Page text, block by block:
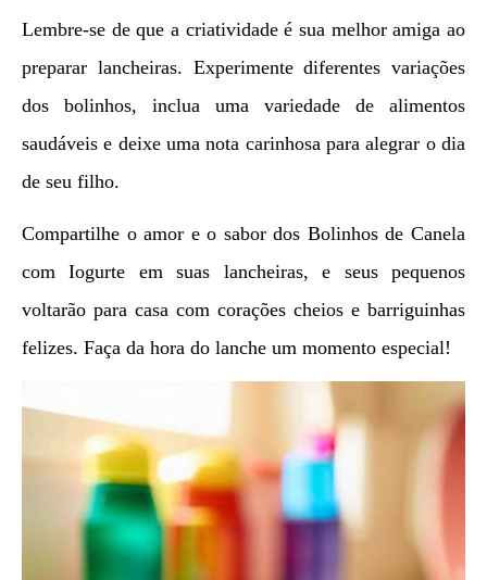
Lembre-se de que a criatividade é sua melhor amiga ao
preparar lancheiras. Experimente diferentes variações
dos bolinhos, inclua uma variedade de alimentos
saudáveis e deixe uma nota carinhosa para alegrar o dia
de seu filho.
Compartilhe o amor e o sabor dos Bolinhos de Canela
com Iogurte em suas lancheiras, e seus pequenos
voltarão para casa com corações cheios e barriguinhas
felizes. Faça da hora do lanche um momento especial!